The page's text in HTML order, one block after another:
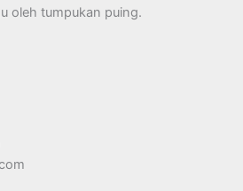
oleh tumpukan puing.